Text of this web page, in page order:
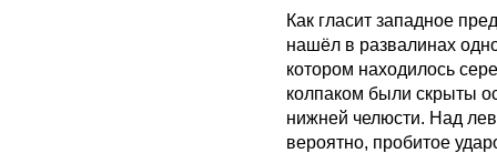
Как гласит западное
нашёл в развалинах
котором находилось
колпаком были скрыты
нижней челюсти. Над
вероятно, пробитое